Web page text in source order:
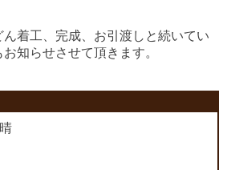
着工、完成、お引渡しと続いてい
知らせさせて頂きます。